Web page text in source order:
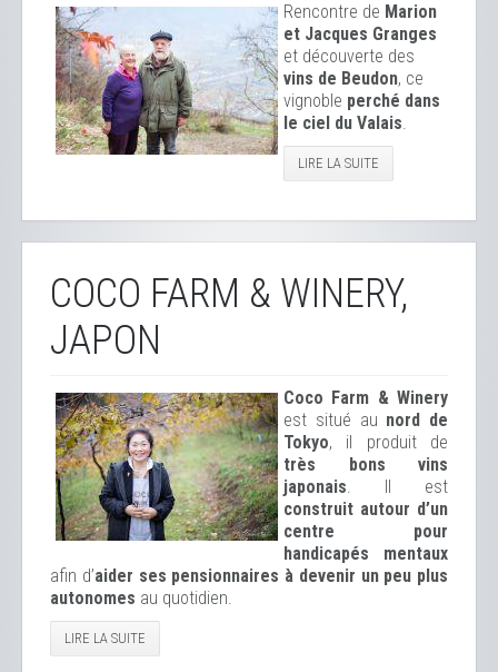
Rencontre de Marion
et Jacques Granges
et découverte des
vins de Beudon, ce
vignoble perché dans
le ciel du Valais.
LIRE LA SUITE
COCO FARM & WINERY,
JAPON
Coco Farm & Winery
est situé au nord de
Tokyo, il produit de
très bons vins
japonais. Il est
construit autour d’un
centre pour
handicapés mentaux
afin d’aider ses pensionnaires à devenir un peu plus
autonomes au quotidien.
LIRE LA SUITE